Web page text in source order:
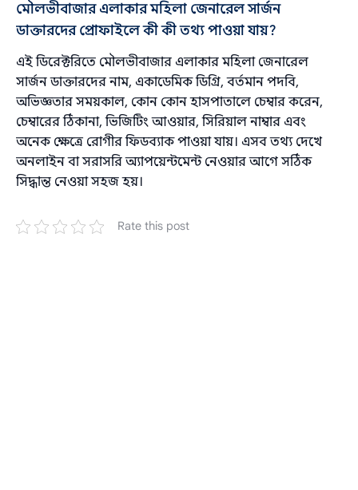
মৌলভীবাজার এলাকার মহিলা জেনারেল সার্জন
ডাক্তারদের প্রোফাইলে কী কী তথ্য পাওয়া যায়?
এই ডিরেক্টরিতে মৌলভীবাজার এলাকার মহিলা জেনারেল
সার্জন ডাক্তারদের নাম, একাডেমিক ডিগ্রি, বর্তমান পদবি,
অভিজ্ঞতার সময়কাল, কোন কোন হাসপাতালে চেম্বার করেন,
চেম্বারের ঠিকানা, ভিজিটিং আওয়ার, সিরিয়াল নাম্বার এবং
অনেক ক্ষেত্রে রোগীর ফিডব্যাক পাওয়া যায়। এসব তথ্য দেখে
অনলাইন বা সরাসরি অ্যাপয়েন্টমেন্ট নেওয়ার আগে সঠিক
সিদ্ধান্ত নেওয়া সহজ হয়।
Rate this post